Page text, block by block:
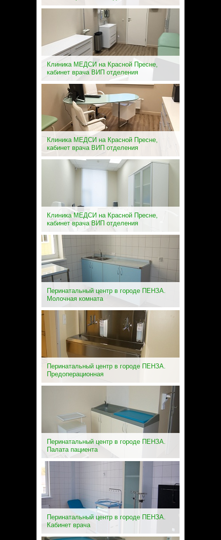
Клиника МЕДСИ на Красной Пресне,
кабинет врача ВИП отделения
Клиника МЕДСИ на Красной Пресне,
кабинет врача ВИП отделения
Клиника МЕДСИ на Красной Пресне,
кабинет врача ВИП отделения
Перинатальный центр в городе ПЕНЗА.
Молочная комната
Перинатальный центр в городе ПЕНЗА.
Предоперационная
Перинатальный центр в городе ПЕНЗА.
Палата пациента
Перинатальный центр в городе ПЕНЗА.
Кабинет врача